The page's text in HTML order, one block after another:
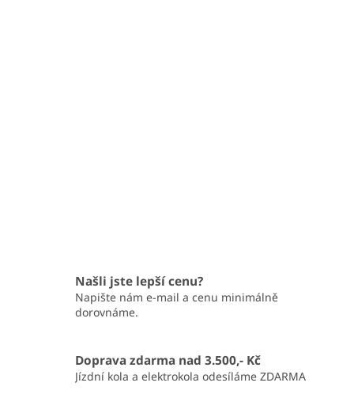
Našli jste lepší cenu?
Napište nám e-mail a cenu minimálně
dorovnáme.
Doprava zdarma nad 3.500,- Kč
Jízdní kola a elektrokola odesíláme ZDARMA